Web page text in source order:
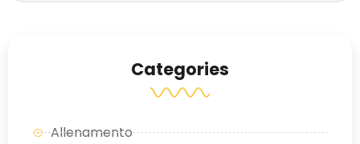
Categories
Allenamento